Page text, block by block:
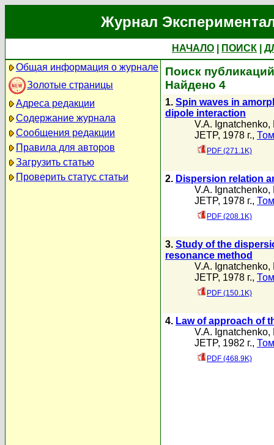
Журнал
НАЧАЛО ПОИСК
Общая информация о журнале
Золотые страницы
Адреса редакции
Содержание журнала
Сообщения редакции
Правила для авторов
Загрузить статью
Проверить статус статьи
Поиск
Найдено 4
1. Spin waves in
dipole interaction
V.A. Ignatchenko,
JETP, 1978 г.,
PDF (271.1K)
2. Dispersion relation
V.A. Ignatchenko,
JETP, 1978 г.,
PDF (208.1K)
3. Study of the
resonance method
V.A. Ignatchenko,
JETP, 1978 г.,
PDF (150.1K)
4. Law of approach of
V.A. Ignatchenko,
JETP, 1982 г.,
PDF (468.9K)